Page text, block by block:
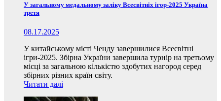
У загальному медальному заліку Всесвітніх ігор-2025 Україна
третя
08.17.2025
У китайському місті Ченду завершилися Всесвітні
ігри-2025. Збірна України завершила турнір на третьому
місці за загальною кількістю здобутих нагород серед
збірних різних країн світу.
Читати далі